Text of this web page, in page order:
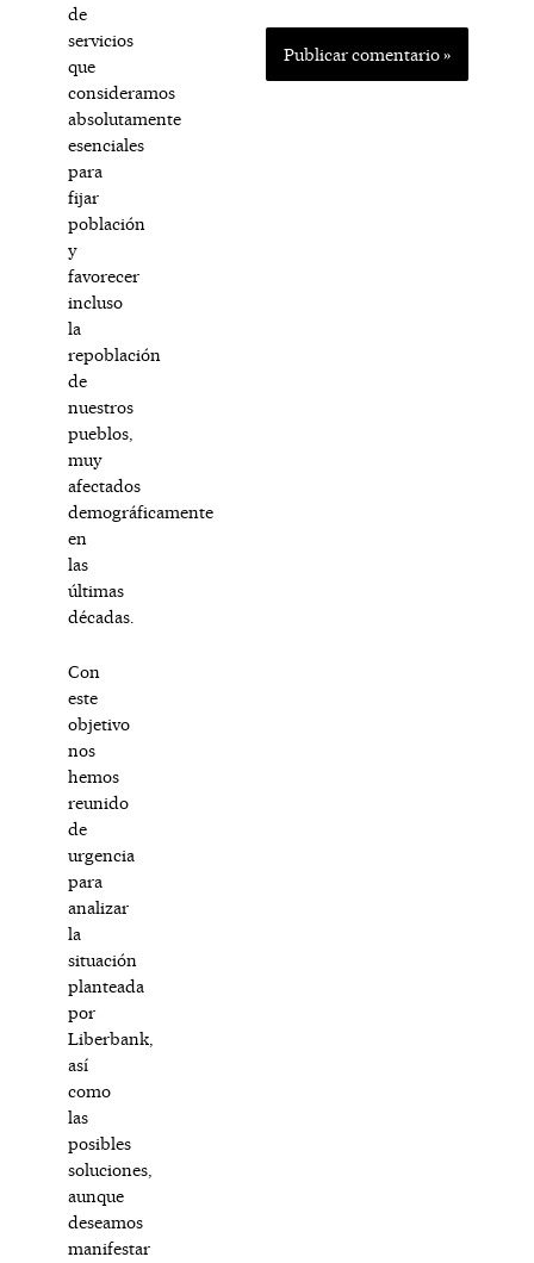
de
servicios
que
consideramos
absolutamente
esenciales
para
fijar
población
y
favorecer
incluso
la
repoblación
de
nuestros
pueblos,
muy
afectados
demográficamente
en
las
últimas
décadas.
Con
este
objetivo
nos
hemos
reunido
de
urgencia
para
analizar
la
situación
planteada
por
Liberbank,
así
como
las
posibles
soluciones,
aunque
deseamos
manifestar